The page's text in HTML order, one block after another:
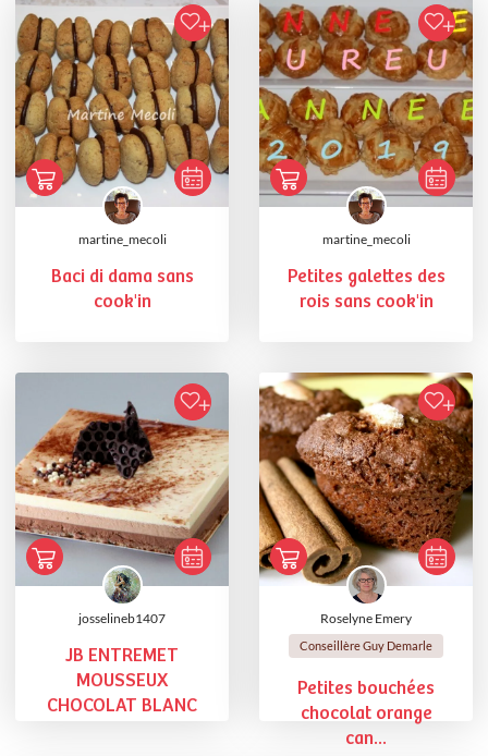
martine_mecoli
Baci di dama sans
cook'in
martine_mecoli
Petites galettes des
rois sans cook'in
josselineb1407
JB ENTREMET
MOUSSEUX
CHOCOLAT BLANC
Roselyne Emery
Conseillère Guy Demarle
Petites bouchées
chocolat orange
can...